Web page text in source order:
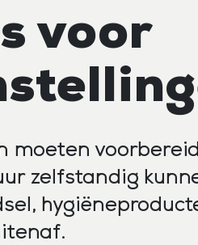
voor
moeten
zelfstandig